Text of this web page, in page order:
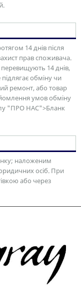
14 днів після
прав споживача.
14 днів,
обміну чи
ремонт, або товар
умов обміну
"ПРО НАС">Бланк
наложеним
осіб. При
або через